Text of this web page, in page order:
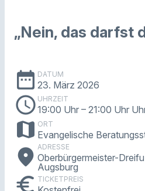
„Nein, das darfst
date_range DATUM
23. März 2026
schedule UHRZEIT
19:00 Uhr – 21:00 Uhr
map ORT
Evangelische
place ADRESSE
Oberbürgermeister-
Augsburg
euro TICKETPREIS